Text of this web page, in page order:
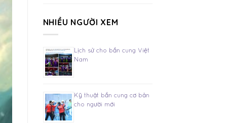
NHIỀU NGƯỜI XEM
Lịch sử cho bắn cung Việt
Nam
Kỹ thuật bắn cung cơ bản
cho người mới